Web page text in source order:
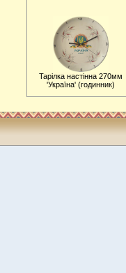
Тарiлка настiнна 270мм
'Україна' (годинник)